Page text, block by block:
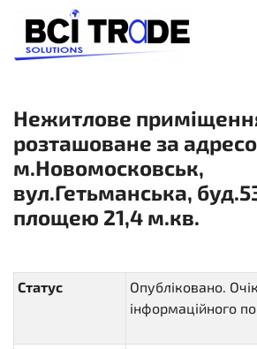
Нежитлове
розташоване за
м.Новомосковськ,
вул.Гетьманська,
площею 21,4 м.кв.
Статус
Опубліковано.
інформаційного